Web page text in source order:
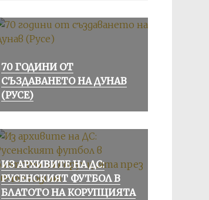
70 ГОДИНИ ОТ
СЪЗДАВАНЕТО НА ДУНАВ
(РУСЕ)
ИЗ АРХИВИТЕ НА ДС:
РУСЕНСКИЯТ ФУТБОЛ В
БЛАТОТО НА КОРУПЦИЯТА